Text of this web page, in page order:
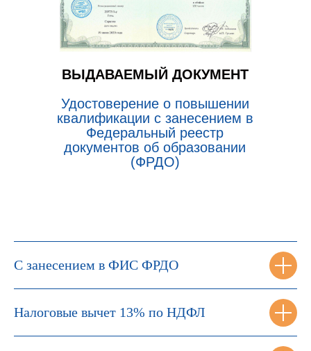
ВЫДАВАЕМЫЙ ДОКУМЕНТ
Удостоверение о повышении
квалификации с занесением в
Федеральный реестр
документов об образовании
(ФРДО)
С занесением в ФИС ФРДО
Налоговые вычет 13% по НДФЛ